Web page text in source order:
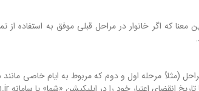
معنا که اگر خانوار در مراحل قبلی موفق به استفاده از
(مثلاً مرحله اول و دوم که مربوط به ایام خاصی